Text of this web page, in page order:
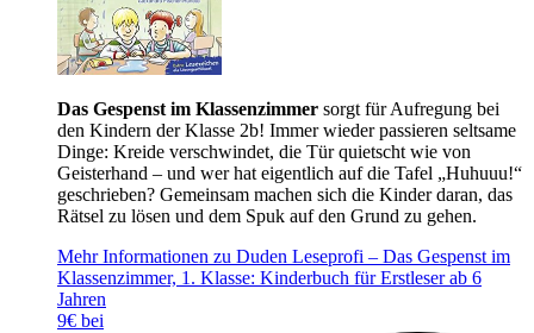
Das Gespenst im Klassenzimmer sorgt für Aufregung bei
den Kindern der Klasse 2b! Immer wieder passieren seltsame
Dinge: Kreide verschwindet, die Tür quietscht wie von
Geisterhand – und wer hat eigentlich auf die Tafel „Huhuuu!“
geschrieben? Gemeinsam machen sich die Kinder daran, das
Rätsel zu lösen und dem Spuk auf den Grund zu gehen.
Mehr Informationen zu Duden Leseprofi – Das Gespenst im
Klassenzimmer, 1. Klasse: Kinderbuch für Erstleser ab 6
Jahren
9€ bei